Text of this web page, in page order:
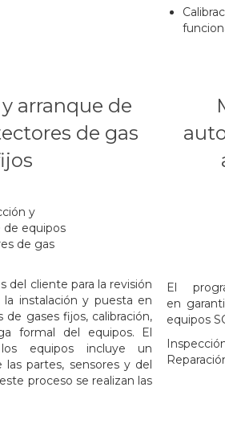
arranque de
de gas
del cliente para la revisión
instalación y puesta en
gases fijos, calibración,
formal del equipos. El
equipos incluye un
partes, sensores y del
proceso se realizan las
El
en
equipos